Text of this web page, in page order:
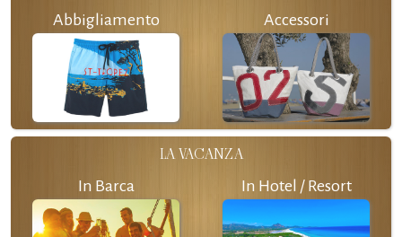
Abbigliamento Accessori
LA VACANZA
In Barca In Hotel / Resort